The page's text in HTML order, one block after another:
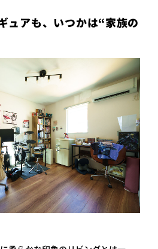
ュアも、いつかは“家族の